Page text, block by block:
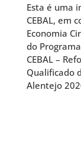
Esta é uma
CEBAL, em
Economia
do
CEBAL –
Qualificado
Alentejo